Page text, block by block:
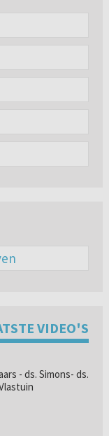
VIDEO'S
- ds. Simons- ds.